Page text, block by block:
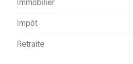
Immobilier
Impôt
Retraite